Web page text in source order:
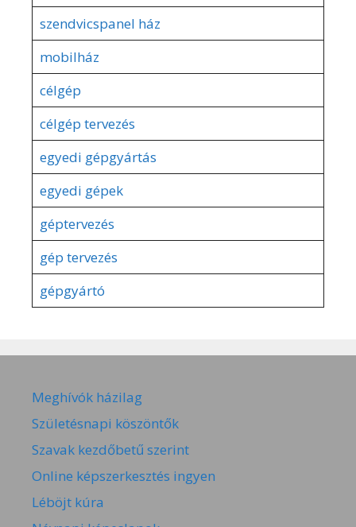
szendvicspanel ház
mobilház
célgép
célgép tervezés
egyedi gépgyártás
egyedi gépek
géptervezés
gép tervezés
gépgyártó
Meghívók házilag
Születésnapi köszöntők
Szavak kezdőbetű szerint
Online képszerkesztés ingyen
Léböjt kúra